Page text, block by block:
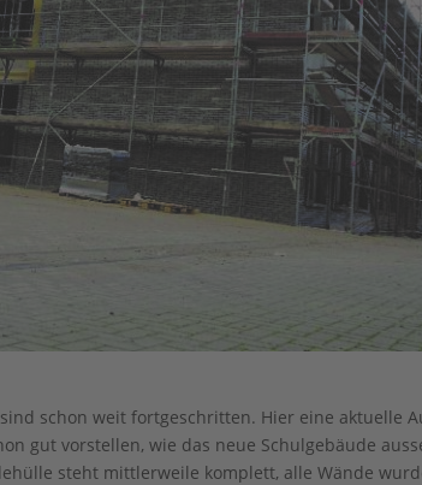
schon weit fortgeschritten. Hier eine aktuelle
gut vorstellen, wie das neue Schulgebäude
steht mittlerweile komplett, alle Wände